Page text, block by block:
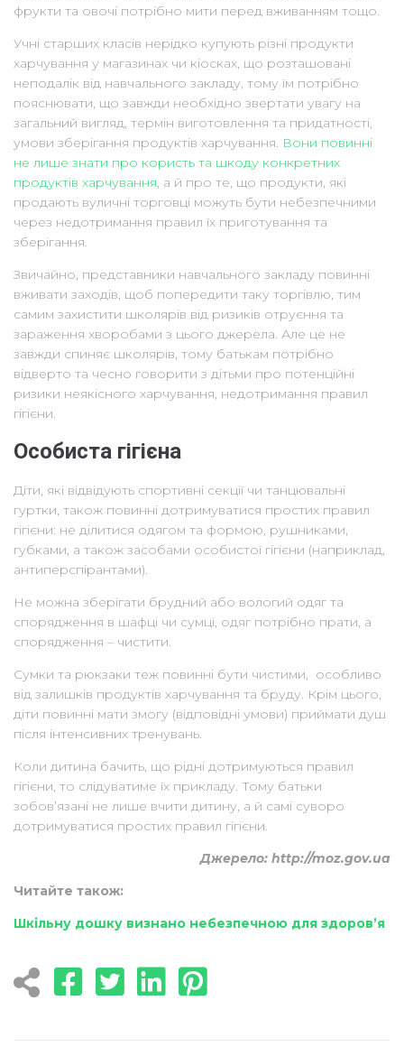
фрукти та овочі потрібно мити перед вживанням тощо.
Учні старших класів нерідко купують різні продукти
харчування у магазинах чи кіосках, що розташовані
неподалік від навчального закладу, тому їм потрібно
пояснювати, що завжди необхідно звертати увагу на
загальний вигляд, термін виготовлення та придатності,
умови зберігання продуктів харчування. Вони повинні
не лише знати про користь та шкоду конкретних
продуктів харчування, а й про те, що продукти, які
продають вуличні торговці можуть бути небезпечними
через недотримання правил їх приготування та
зберігання.
Звичайно, представники навчального закладу повинні
вживати заходів, щоб попередити таку торгівлю, тим
самим захистити школярів від ризиків отруєння та
зараження хворобами з цього джерела. Але це не
завжди спиняє школярів, тому батькам потрібно
відверто та чесно говорити з дітьми про потенційні
ризики неякісного харчування, недотримання правил
гігієни.
Особиста гігієна
Діти, які відвідують спортивні секції чи танцювальні
гуртки, також повинні дотримуватися простих правил
гігієни: не ділитися одягом та формою, рушниками,
губками, а також засобами особистої гігієни (наприклад,
антиперспірантами).
Не можна зберігати брудний або вологий одяг та
спорядження в шафці чи сумці, одяг потрібно прати, а
спорядження – чистити.
Сумки та рюкзаки теж повинні бути чистими, особливо
від залишків продуктів харчування та бруду. Крім цього,
діти повинні мати змогу (відповідні умови) приймати душ
після інтенсивних тренувань.
Коли дитина бачить, що рідні дотримуються правил
гігієни, то слідуватиме їх прикладу. Тому батьки
зобов’язані не лише вчити дитину, а й самі суворо
дотримуватися простих правил гігієни.
Джерело: http://moz.gov.ua
Читайте також:
Шкільну дошку визнано небезпечною для здоров’я